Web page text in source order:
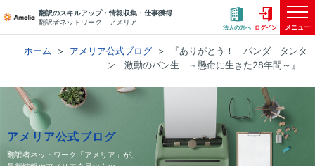
翻訳のスキルアップ・情報収集・仕事獲得
翻訳者ネットワーク アメリア
法人の方へ ログイン メニュー
ホーム アメリア公式ブログ
『ありがとう！ パンダ タンタ
ン 激動のパン生 ～懸命に生きた28年間～』
アメリア公式ブログ
翻訳者ネットワーク「アメリア」が、